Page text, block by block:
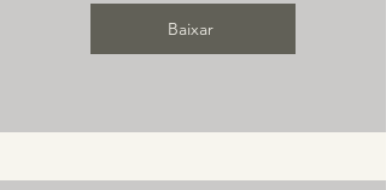
Baixar